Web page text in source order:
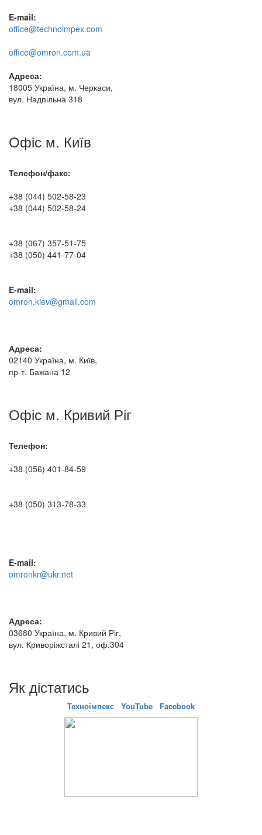
E-mail:
office@technoimpex.com
office@omron.com.ua
Адреса:
18005 Україна, м. Черкаси,
вул. Надпільна 318
Офіс м. Київ
Телефон/факс:
+38 (044) 502-58-23
+38 (044) 502-58-24
+38 (067) 357-51-75
+38 (050) 441-77-04
E-mail:
omron.kiev@gmail.com
Адреса:
02140 Україна, м. Київ,
пр-т. Бажана 12
Офіс м. Кривий Ріг
Телефон:
+38 (056) 401-84-59
+38 (050) 313-78-33
E-mail:
omronkr@ukr.net
Адреса:
03680 Україна, м. Кривий Ріг,
вул. Криворіжсталі 21, оф.304
Як дістатись
Техноімпекс YouTube Facebook